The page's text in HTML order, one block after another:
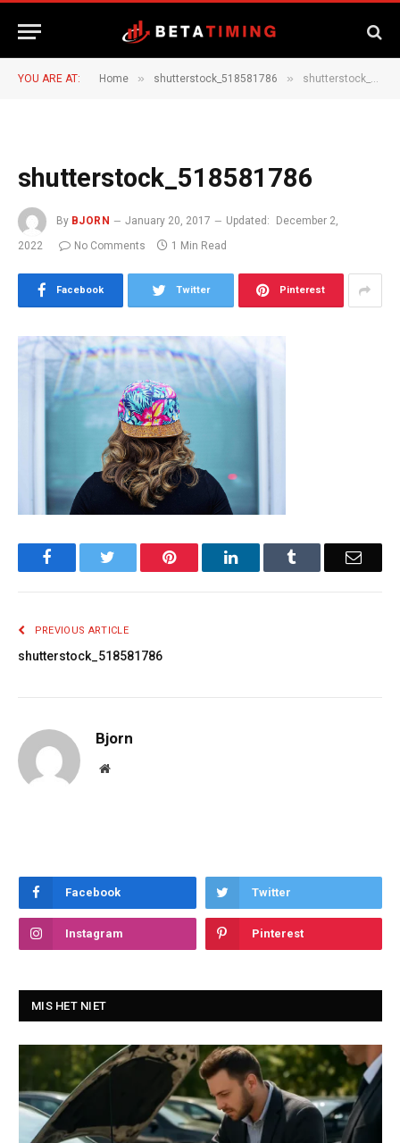
YOU ARE AT: Home » shutterstock_518581786 » shutterstock_518581786
shutterstock_518581786
By BJORN January 20, 2017 Updated:
December 2,
2022
No Comments 1 Min Read
Facebook Twitter Pinterest
Facebook Pinterest LinkedIn Email
PREVIOUS ARTICLE
shutterstock_518581786
Bjorn
Website
Facebook Twitter
Instagram Pinterest
MIS HET NIET